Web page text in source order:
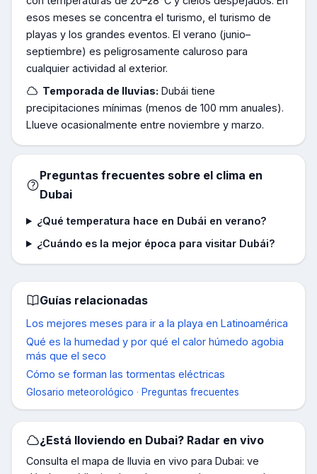
esos meses se concentra el turismo, el turismo de
playas y los grandes eventos. El verano (junio–
septiembre) es peligrosamente caluroso para
cualquier actividad al exterior.
Temporada de lluvias: Dubái tiene
precipitaciones mínimas (menos de 100 mm anuales).
Llueve ocasionalmente entre noviembre y marzo.
Preguntas frecuentes sobre el clima en
Dubai
¿Qué temperatura hace en Dubái en verano?
¿Cuándo es la mejor época para visitar Dubái?
Guías relacionadas
Los mejores meses para ir a la playa en Latinoamérica
Qué es la humedad y por qué el calor húmedo agobia
más que el seco
Cómo se forman las tormentas eléctricas
Glosario meteorológico · Preguntas frecuentes
¿Está lloviendo en Dubai? Radar en vivo
Consulta el mapa de lluvia en vivo para Dubai: ve